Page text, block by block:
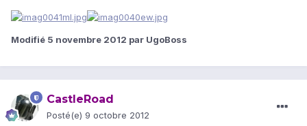
Modifié 5 novembre 2012 par UgoBoss
CastleRoad
Posté(e) 9 octobre 2012